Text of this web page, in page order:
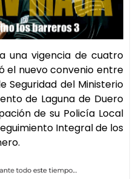
una vigencia de cuatro
el nuevo convenio entre
Seguridad del Ministerio
de Laguna de Duero
de su Policía Local
Integral de los